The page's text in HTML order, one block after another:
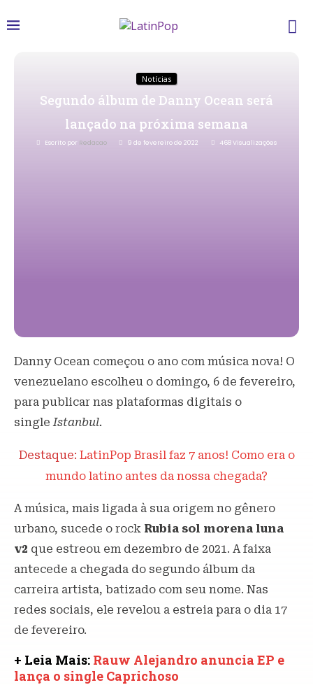
Notícias
Segundo álbum de Danny Ocean será
lançado na próxima semana
Escrito por Redacao 9 de fevereiro de 2022 468Visualizações
Danny Ocean começou o ano com música nova! O
venezuelano escolheu o domingo, 6 de fevereiro,
para publicar nas plataformas digitais o
singleIstanbul.
Destaque: LatinPop Brasil faz 7 anos! Como era o
mundo latino antes da nossa chegada?
A música, mais ligada à sua origem no gênero
urbano, sucede o rock Rubia sol morena luna
v2 que estreou em dezembro de 2021. A faixa
antecede a chegada do segundo álbum da
carreira artista, batizado com seu nome. Nas
redes sociais, ele revelou a estreia para o dia 17
de fevereiro.
+ Leia Mais: Rauw Alejandro anuncia EP e
lança o single Caprichoso